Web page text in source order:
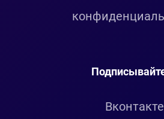
Вконтакте